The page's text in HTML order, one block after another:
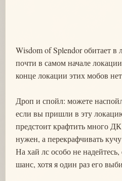
Wisdom of Splendor обитает в
почти в самом начале
конце локации этих мобов
Дроп и спойл: можете
если вы пришли в эту
предстоит крафтить много
нужен, а перекрафчивать кучу
На хай лс особо не
шанс, хотя я один раз его